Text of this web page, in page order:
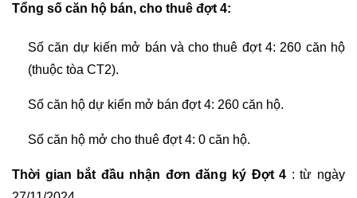
Tổng số căn hộ bán, cho thuê đợt 4:
Số căn dự kiến mở bán và cho thuê đợt 4: 260 căn hộ
(thuộc tòa CT2).
Số căn hộ dự kiến mở bán đợt 4: 260 căn hộ.
Số căn hộ mở cho thuê đợt 4: 0 căn hộ.
Thời gian bắt đầu nhận đơn đăng ký Đợt 4 : từ ngày